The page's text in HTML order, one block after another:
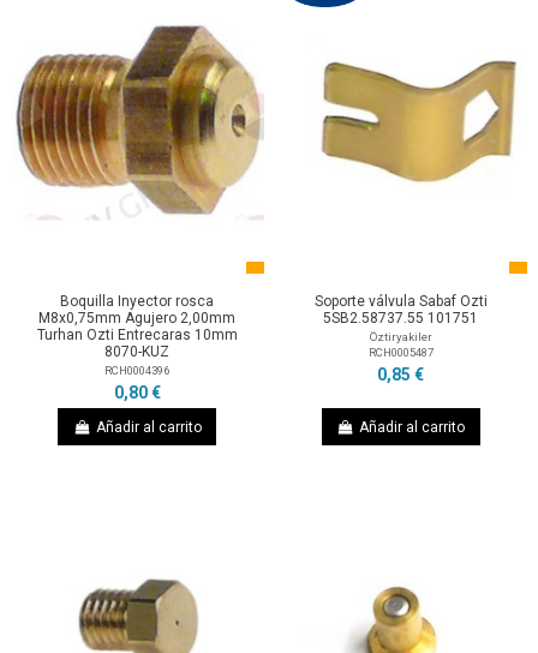
Boquilla Inyector rosca
M8x0,75mm Agujero 2,00mm
Turhan Ozti Entrecaras 10mm
8070-KUZ
RCH0004396
0,80 €
Añadir al carrito
Soporte válvula Sabaf Ozti
5SB2.58737.55 101751
Öztiryakiler
RCH0005487
0,85 €
Añadir al carrito